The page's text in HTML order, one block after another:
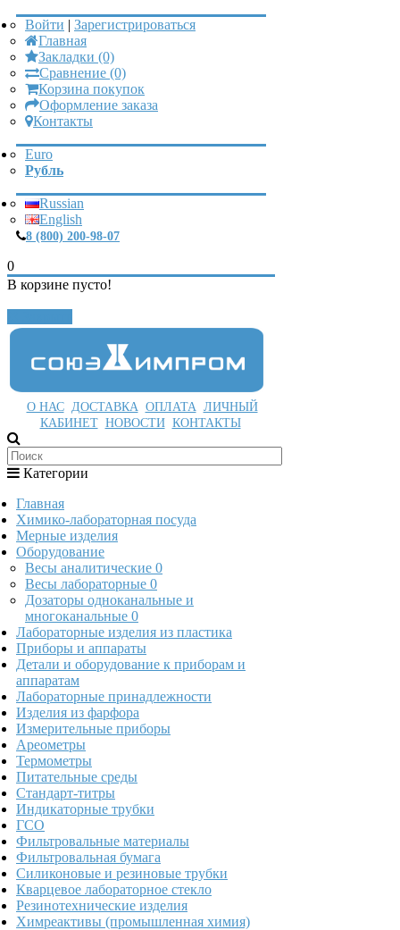
Войти | Зарегистрироваться
Главная
Закладки (0)
Сравнение (0)
Корзина покупок
Оформление заказа
Контакты
Euro
Рубль
Russian
English
8 (800) 200-98-07
0
В корзине пусто!
О НАС ДОСТАВКА ОПЛАТА ЛИЧНЫЙ
КАБИНЕТ НОВОСТИ КОНТАКТЫ
Категории
Главная
Химико-лабораторная посуда
Мерные изделия
Оборудование
Весы аналитические 0
Весы лабораторные 0
Дозаторы одноканальные и
многоканальные 0
Лабораторные изделия из пластика
Приборы и аппараты
Детали и оборудование к приборам и
аппаратам
Лабораторные принадлежности
Изделия из фарфора
Измерительные приборы
Ареометры
Термометры
Питательные среды
Стандарт-титры
Индикаторные трубки
ГСО
Фильтровальные материалы
Фильтровальная бумага
Силиконовые и резиновые трубки
Кварцевое лабораторное стекло
Резинотехнические изделия
Химреактивы (промышленная химия)